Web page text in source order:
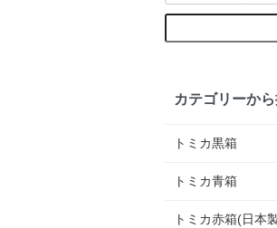
カテゴリーか
トミカ黒箱
トミカ青箱
トミカ赤箱(日本